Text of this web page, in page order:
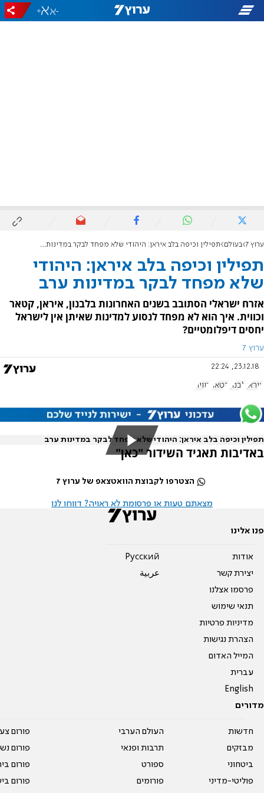
-
+
ערוץ 7 בעולם תפילין וכיפה בלב איראן: היהודי שלא מפחד לבקר במדינות ערב
תפילין וכיפה בלב איראן: היהודי
שלא מפחד לבקר במדינות ערב
אזרח ישראלי הסתובב בשנים האחרונות בלבנון, איראן, קטאר
וכווית. איך הוא לא מפחד לנסוע למדינות שאיתן אין לישראל
יחסים דיפלומטיים?
ערוץ 7
23.12.18, 22:24
איראן לבנון קטאר כווית
תפילין וכיפה בלב איראן: היהודי שלא מפחד לבקר במדינות ערב
באדיבות תאגיד השידור "כאן"
הצטרפו לקבוצת הוואטצאפ של ערוץ 7
מצאתם טעות או פרסומת לא ראויה? דווחו לנו
פנו אלינו
אודות
יצירת קשר
פרסמו אצלנו
תנאי שימוש
מדיניות פרטיות
הצהרת נגישות
המייל האדום
עברית
English
Pусский
عربية
מדורים
חדשות
מבזקים
ביטחוני
פוליטי-מדיני
העולם הערבי
תרבות ופנאי
ספורט
פורומים
פורום
פורום
פורום
פורום